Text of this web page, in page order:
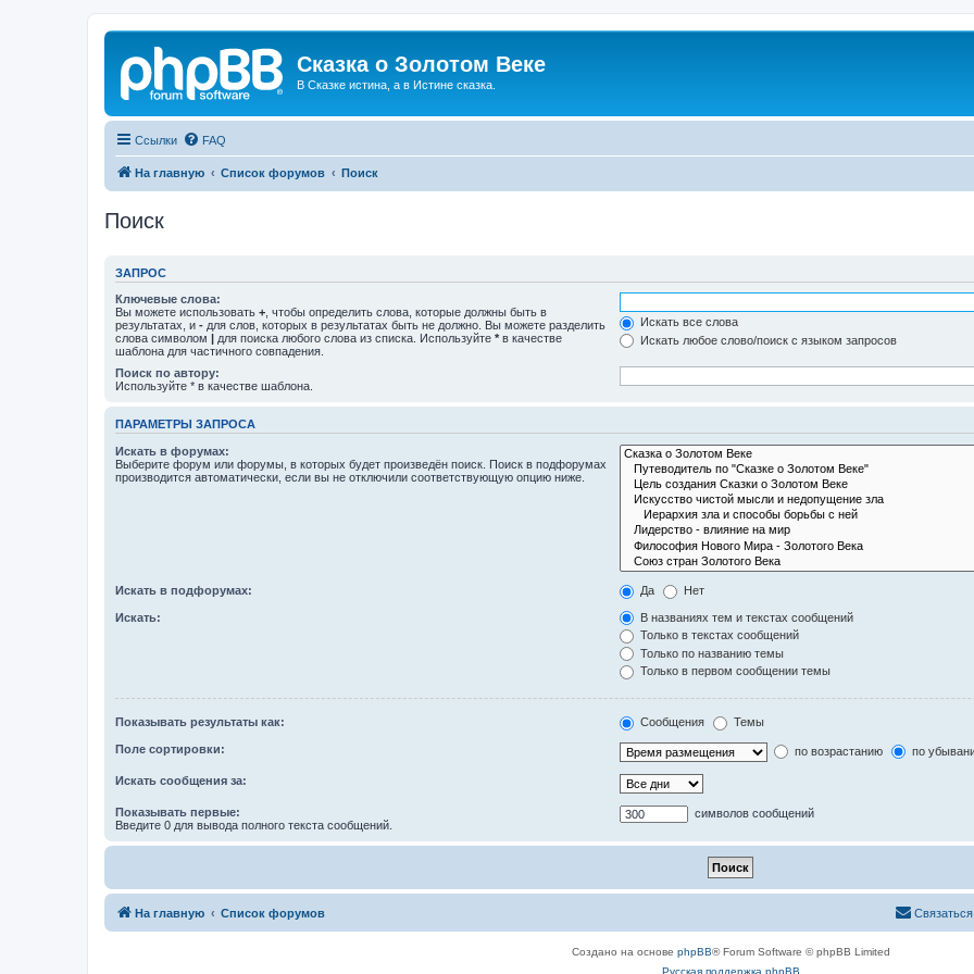
Сказка о Золотом Веке
В Сказке истина, а в Истине сказка.
Ссылки FAQ
На главную Список форумов Поиск
Поиск
ЗАПРОС
Ключевые слова:
Вы можете использовать + , чтобы определить слова, которые должны быть в
результатах, и - для слов, которых в результатах быть не должно. Вы можете разделить
слова символом | для поиска любого слова из списка. Используйте * в качестве
шаблона для частичного совпадения.
Искать все слова
Искать любое слово/поиск с языком запросов
Поиск по автору:
Используйте * в качестве шаблона.
ПАРАМЕТРЫ ЗАПРОСА
Искать в форумах:
Выберите форум или форумы, в которых будет произведён поиск. Поиск в подфорумах
производится автоматически, если вы не отключили соответствующую опцию ниже.
Искать в подфорумах: Да Нет
Искать:
В названиях тем и текстах сообщений
Только в текстах сообщений
Только по названию темы
Только в первом сообщении темы
Показывать результаты как: Сообщения Темы
Поле сортировки: по возрастанию по
Искать сообщения за:
Показывать первые:
Введите 0 для вывода полного текста сообщений.
символов сообщений
На главную Список форумов
Создано на основе phpBB® Forum Software © phpBB Limited
Русская поддержка phpBB